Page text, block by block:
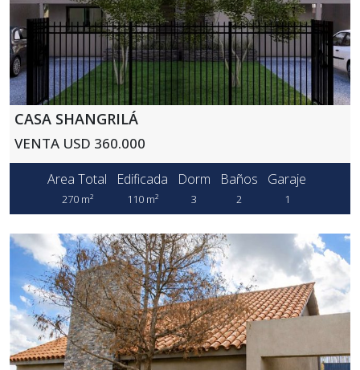
CASA SHANGRILÁ
VENTA USD 360.000
Area Total
270 m²
Edificada
110 m²
Dorm
3
Baños
2
Garaje
1